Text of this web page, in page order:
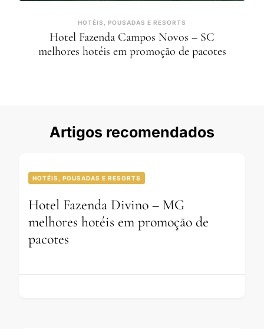
HOTÉIS, POUSADAS E RESORTS
Hotel Fazenda Campos Novos – SC
melhores hotéis em promoção de pacotes
Artigos recomendados
HOTÉIS, POUSADAS E RESORTS
Hotel Fazenda Divino – MG
melhores hotéis em promoção de
pacotes